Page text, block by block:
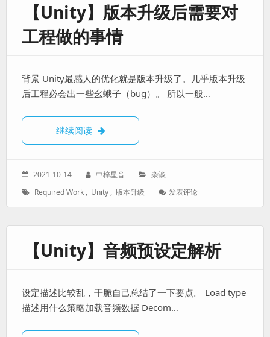
记
【Unity】版本升级后需要对
工程做的事情
背景 Unity最感人的优化就是版本升级了。几乎版本升级
后工程必会出一些幺蛾子（bug）。 所以一般…
继续阅读 【Unity】版本升级后需要对工程做的事情
发
于：
2021-10-14
作
中梓星音
分
杂谈
标
Required Work , Unity , 版本升级 发表评论: 【Unity】
升
后
需
【Unity】音频预设定解析
设定描述比较乱，干脆自己总结了一下要点。 Load type
描述用什么策略加载音频数据 Decom…